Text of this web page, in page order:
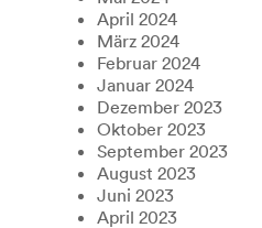
April 2024
März 2024
Februar 2024
Januar 2024
Dezember 2023
Oktober 2023
September 2023
August 2023
Juni 2023
April 2023